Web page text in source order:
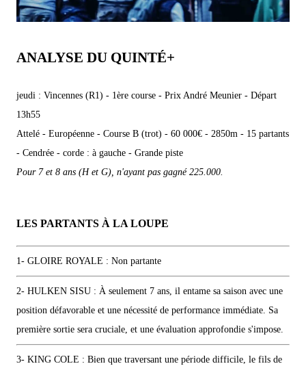
ANALYSE DU QUINTÉ+
jeudi : Vincennes (R1) - 1ère course - Prix André Meunier - Départ
13h55
Attelé - Européenne - Course B (trot) - 60 000€ - 2850m - 15 partants
- Cendrée - corde : à gauche - Grande piste
Pour 7 et 8 ans (H et G), n'ayant pas gagné 225.000.
LES PARTANTS À LA LOUPE
1- GLOIRE ROYALE : Non partante
2- HULKEN SISU : À seulement 7 ans, il entame sa saison avec une
position défavorable et une nécessité de performance immédiate. Sa
première sortie sera cruciale, et une évaluation approfondie s'impose.
3- KING COLE : Bien que traversant une période difficile, le fils de